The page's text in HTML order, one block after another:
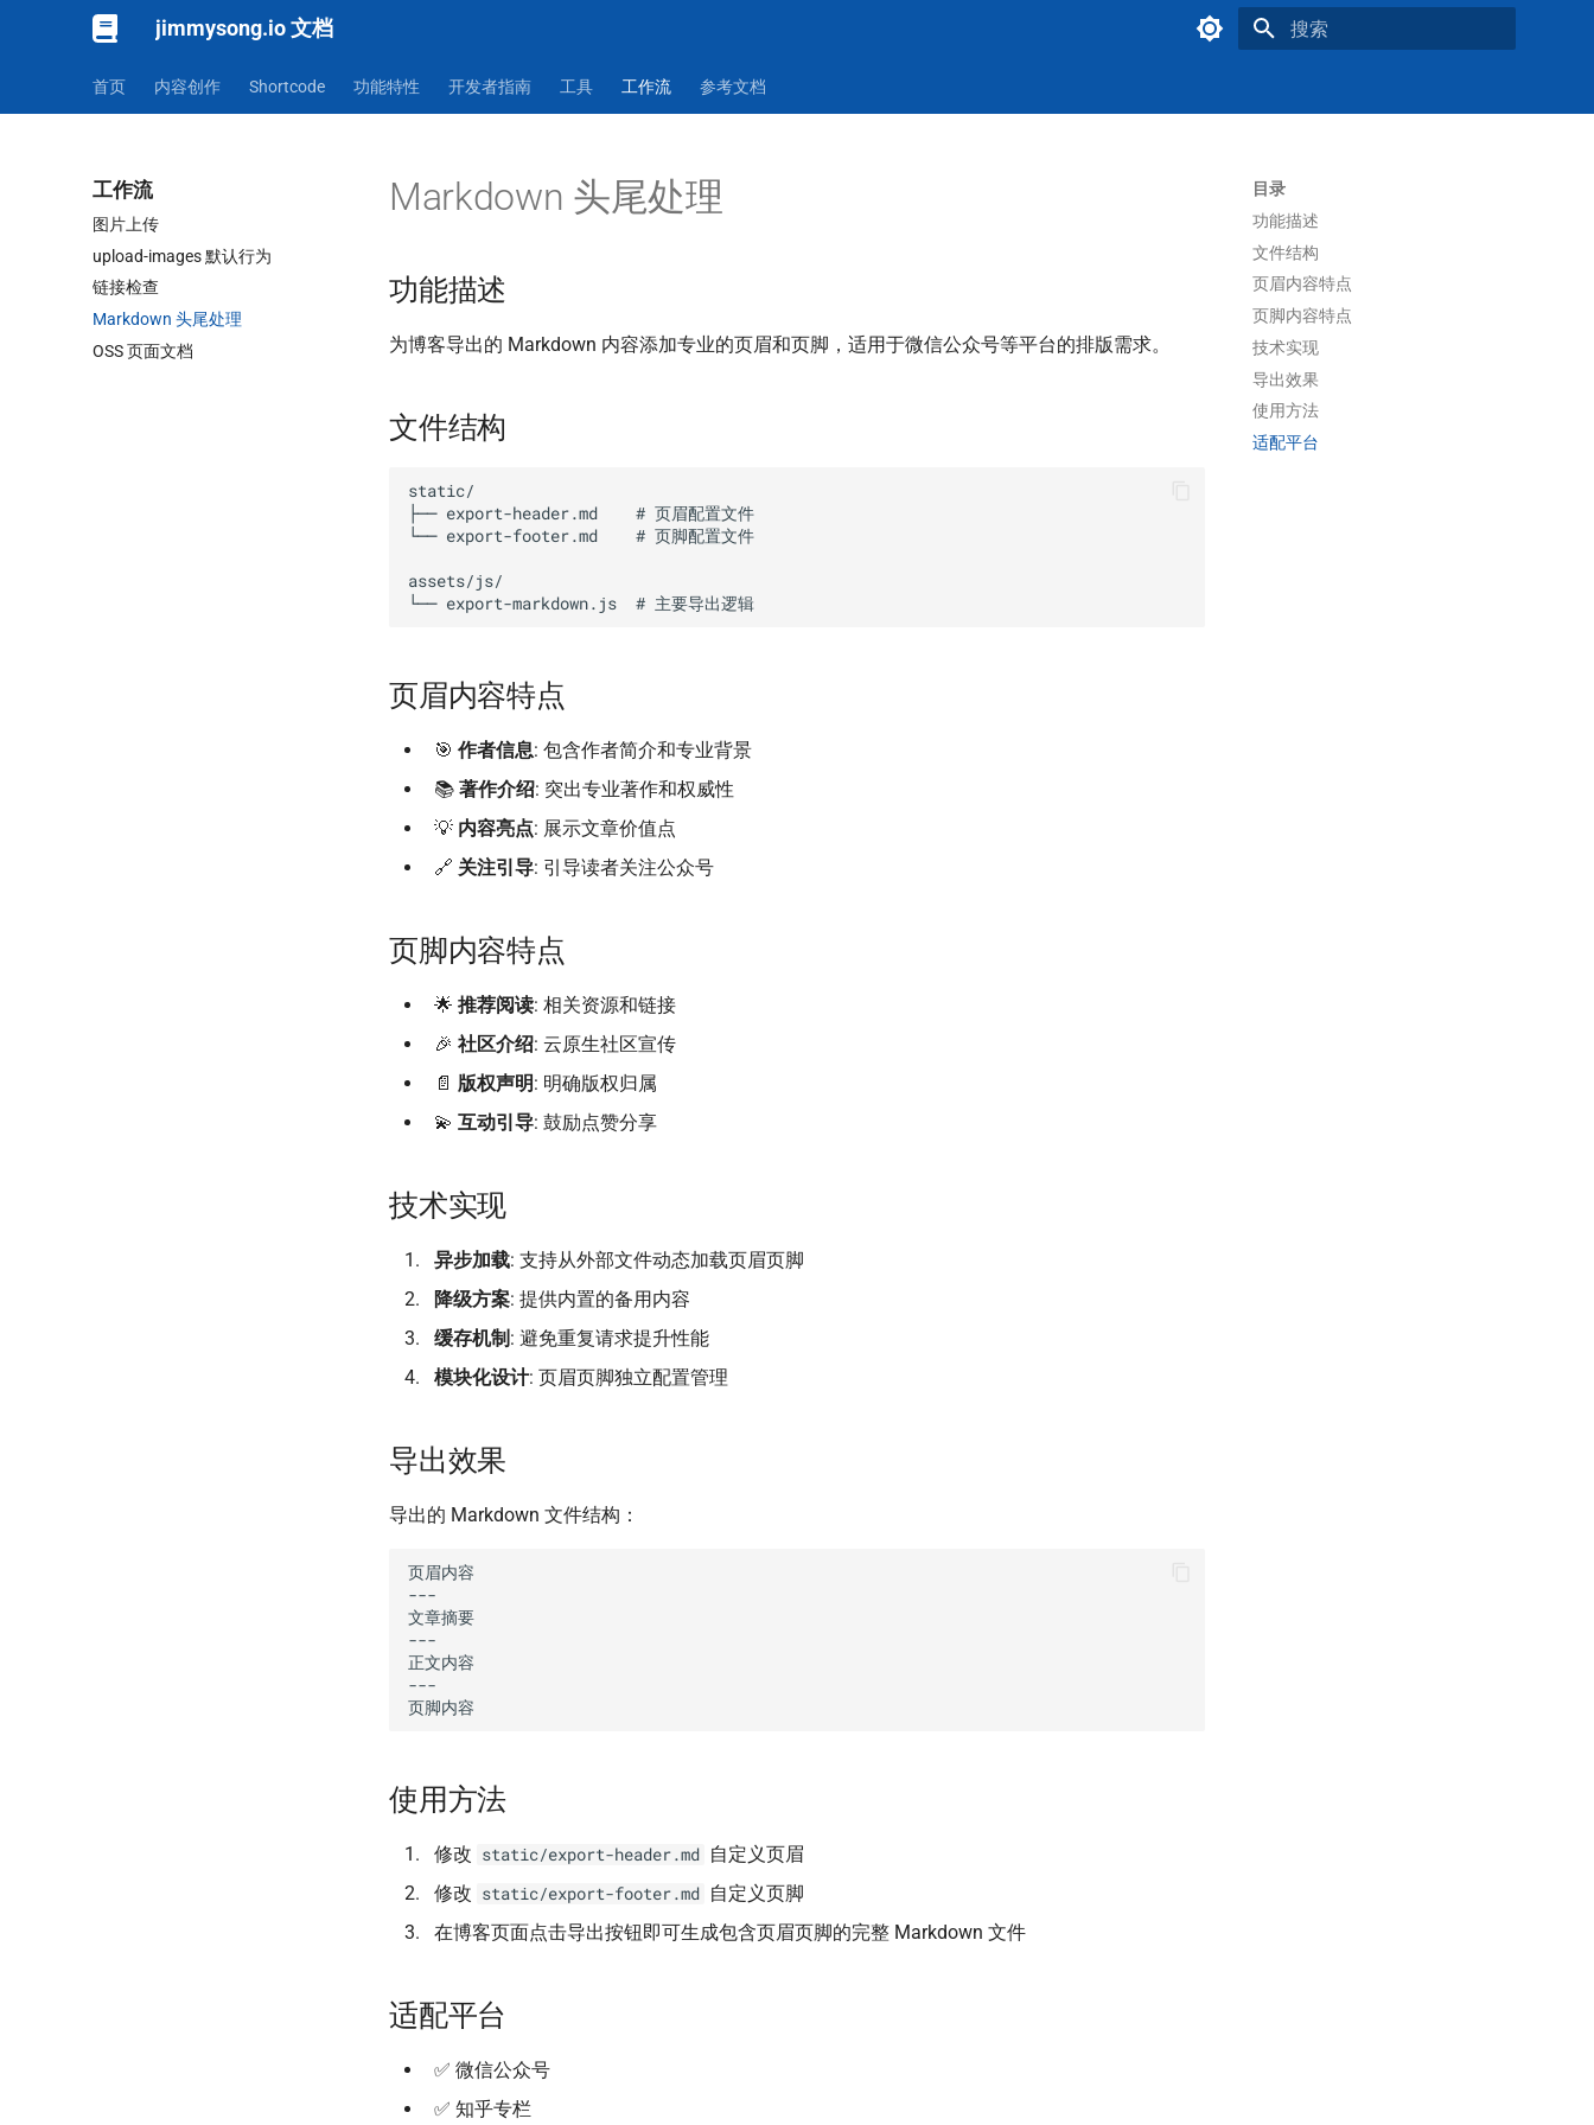
jimmysong.io 文档
首页 内容创作 Shortcode 功能特性 开发者指南 工具 工作流 参考文档
工作流
图片上传
upload-images 默认行为
链接检查
Markdown 头尾处理
OSS 页面文档
目录
功能描述
文件结构
页眉内容特点
页脚内容特点
技术实现
导出效果
使用方法
适配平台
Markdown 头尾处理
功能描述
为博客导出的 Markdown 内容添加专业的页眉和页脚，适用于微信公众号等平台的排版需求。
文件结构
static/
├── export-header.md    # 页眉配置文件
└── export-footer.md    # 页脚配置文件
assets/js/
页眉内容特点
🎯 作者信息: 包含作者简介和专业背景
📚 著作介绍: 突出专业著作和权威性
💡 内容亮点: 展示文章价值点
🔗 关注引导: 引导读者关注公众号
页脚内容特点
🌟 推荐阅读: 相关资源和链接
🎉 社区介绍: 云原生社区宣传
📄 版权声明: 明确版权归属
💫 互动引导: 鼓励点赞分享
技术实现
异步加载: 支持从外部文件动态加载页眉页脚
降级方案: 提供内置的备用内容
缓存机制 : 避免重复请求提升性能
模块化设计: 页眉页脚独立配置管理
导出效果
导出的 Markdown 文件结构：
页眉内容
---
文章摘要
---
正文内容
---
使用方法
修改 static/export-header.md 自定义页眉
修改 static/export-footer.md 自定义页脚
在博客页面点击导出按钮即可生成包含页眉页脚的完整 Markdown 文件
适配平台
✅ 微信公众号
✅ 知乎专栏